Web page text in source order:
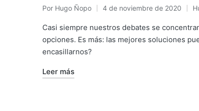
Publicado
por
Por Hugo Ñopo 4 de noviembre de 2020
en
Casi siempre nuestros debates se
opciones. Es más: las mejores soluciones
encasillarnos?
Leer más